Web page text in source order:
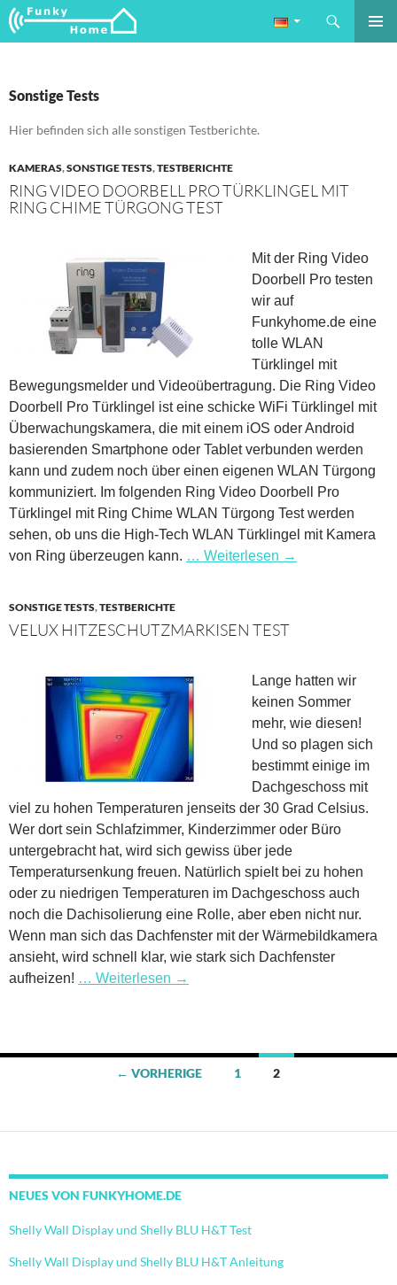
Funkyhome.de Online Magazin
Suchen
ZUM
Sonstige Tests
Hier befinden sich alle sonstigen Testberichte.
KAMERAS,SONSTIGE TESTS,TESTBERICHTE
RING VIDEO DOORBELL PRO TÜRKLINGEL MIT
RING CHIME TÜRGONG TEST
Mit der Ring Video
Doorbell Pro testen
wir auf
Funkyhome.de eine
tolle WLAN
Türklingel mit
Bewegungsmelder und Videoübertragung. Die Ring Video
Doorbell Pro Türklingel ist eine schicke WiFi Türklingel mit
Überwachungskamera, die mit einem iOS oder Android
basierenden Smartphone oder Tablet verbunden werden
kann und zudem noch über einen eigenen WLAN Türgong
kommuniziert. Im folgenden Ring Video Doorbell Pro
Türklingel mit Ring Chime WLAN Türgong Test werden
sehen, ob uns die High-Tech WLAN Türklingel mit Kamera
von Ring überzeugen kann. … Weiterlesen →
SONSTIGE TESTS,TESTBERICHTE
VELUX HITZESCHUTZMARKISEN TEST
Lange hatten wir
keinen Sommer
mehr, wie diesen!
Und so plagen sich
bestimmt einige im
Dachgeschoss mit
viel zu hohen Temperaturen jenseits der 30 Grad Celsius.
Wer dort sein Schlafzimmer, Kinderzimmer oder Büro
untergebracht hat, wird sich gewiss über jede
Temperatursenkung freuen. Natürlich spielt bei zu hohen
oder zu niedrigen Temperaturen im Dachgeschoss auch
noch die Dachisolierung eine Rolle, aber eben nicht nur.
Wenn man sich das Dachfenster mit der Wärmebildkamera
ansieht, wird schnell klar, wie stark sich Dachfenster
aufheizen! … Weiterlesen →
Beitragsnavigation
← VORHERIGE 1 2
NEUES VON FUNKYHOME.DE
Shelly Wall Display und Shelly BLU H&T Test
Shelly Wall Display und Shelly BLU H&T Anleitung